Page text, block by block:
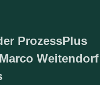
ProzessPlus
Weitendorf